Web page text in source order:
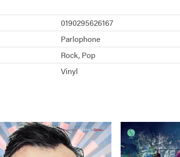
0190295626167
Parlophone
Rock Pop
Vinyl